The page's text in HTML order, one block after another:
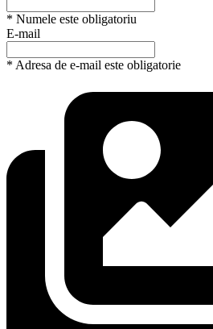
* Numele este obligatoriu
E-mail
* Adresa de e-mail este obligatorie